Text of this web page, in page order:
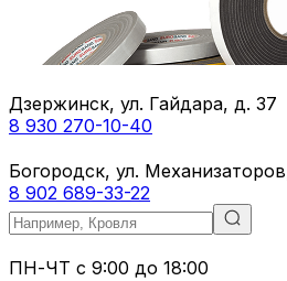
Дзержинск, ул. Гайдара, д. 37
8 930 270-10-40
Богородск, ул.
8 902 689-33-22
ПН-ЧТ с 9:00 до 18:00